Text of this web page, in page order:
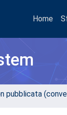
Home
pubblicata